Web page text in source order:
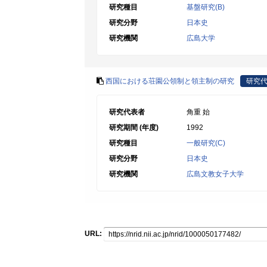
研究種目
基盤研究(B)
研究分野
日本史
研究機関
広島大学
西国における荘園公領制と領主制の研究 研究
研究代表者
角重 始
研究期間 (年度)
1992
研究種目
一般研究(C)
研究分野
日本史
研究機関
広島文教女子大学
URL: